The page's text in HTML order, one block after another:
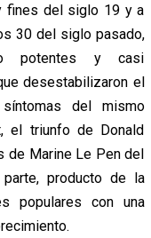
fines del siglo 19 y a
30 del siglo pasado,
potentes y casi
desestabilizaron el
del mismo
el triunfo de Donald
de Marine Le Pen del
producto de la
populares con una